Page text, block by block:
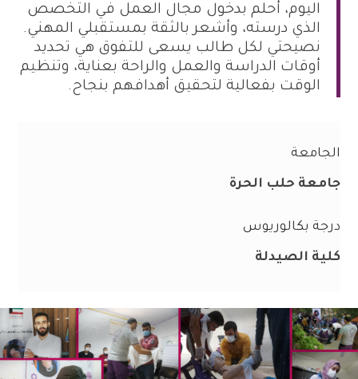
اليوم، أحلم بدخول مجال العمل في التخصص
الذي درسته، وأشعر بالثقة بمستقبلي المهني.
نصيحتي لكل طالب يسعى للتفوق هي تحديد
أوقات الدراسة والعمل والراحة بعناية، وتنظيم
الوقت بفعالية لتحقيق أهدافهم بنجاح.
الجامعة
جامعة حلب الحرة
درجة بكالوريوس
كلية الصيدلة